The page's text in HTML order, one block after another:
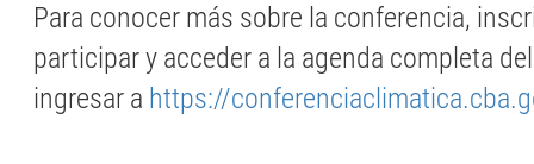
Para conocer más sobre la conferencia,
participar y acceder a la agenda completa
ingresar a https://